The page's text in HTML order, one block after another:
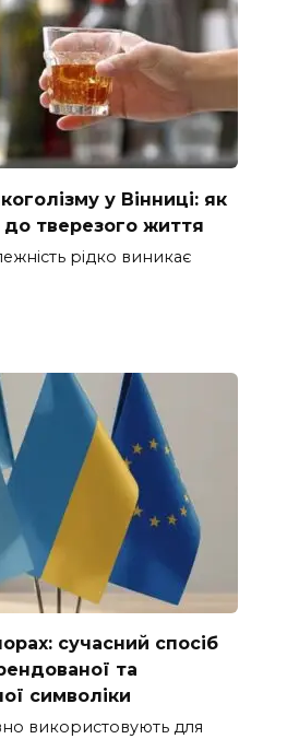
у Вінниці: як
до тверезого життя
рідко виникає
сучасний спосіб
та
символіки
використовують для